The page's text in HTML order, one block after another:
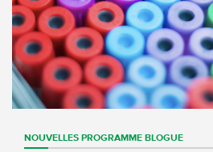
NOUVELLES PROGRAMME BLOGUE